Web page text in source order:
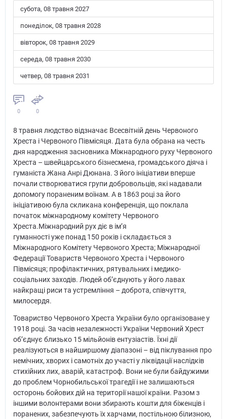
субота, 08 травня 2027
понеділок, 08 травня 2028
вівторок, 08 травня 2029
середа, 08 травня 2030
четвер, 08 травня 2031
0 0
8 травня людство відзначає Всесвітній день Червоного
Хреста і Червоного Півмісяця. Дата була обрана на честь
дня народження засновника Міжнародного руху Червоного
Хреста – швейцарського бізнесмена, громадського діяча і
гуманіста Жана Анрі Дюнана. З його ініціативи вперше
почали створюватися групи добровольців, які надавали
допомогу пораненим воїнам. А в 1863 році за його
ініціативою була скликана конференція, що поклала
початок міжнародному комітету Червоного
Хреста.Міжнародний рух діє в ім’я
гуманності уже понад 150 років і складається з
Міжнародного Комітету Червоного Хреста; Міжнародної
Федерації Товариств Червоного Хреста і Червоного
Півмісяця; профілактичних, рятувальних і медико-
соціальних заходів. Людей об’єднують у його лавах
найкращі риси та устремління – доброта, співчуття,
милосердя.
Товариство Червоного Хреста України було організоване у
1918 році. За часів незалежності України Червоний Хрест
об’єднує близько 15 мільйонів ентузіастів. Їхні дії
реалізуються в найширшому діапазоні – від піклування про
немічних, хворих і самотніх до участі у ліквідації наслідків
стихійних лих, аварій, катастроф. Вони не були байдужими
до проблем Чорнобильської трагедії і не залишаються
осторонь бойових дій на території нашої країни. Разом з
іншими волонтерами вони збирають кошти для біженців і
поранених, забезпечують їх харчами, постільною білизною,